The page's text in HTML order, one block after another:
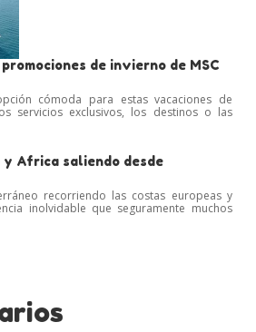
de invierno de MSC
cómoda para estas vacaciones de
servicios exclusivos, los destinos o las
y Africa saliendo desde
recorriendo las costas europeas y
inolvidable que seguramente muchos